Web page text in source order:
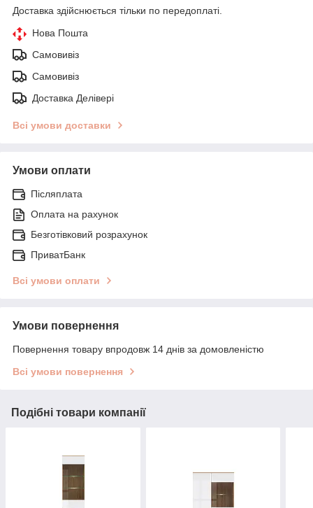
Доставка здійснюється тільки по передоплаті.
Нова Пошта
Самовивіз
Самовивіз
Доставка Делівері
Всі умови доставки
Умови оплати
Післяплата
Оплата на рахунок
Безготівковий розрахунок
ПриватБанк
Всі умови оплати
Умови повернення
Повернення товару впродовж 14 днів за домовленістю
Всі умови повернення
Подібні товари компанії